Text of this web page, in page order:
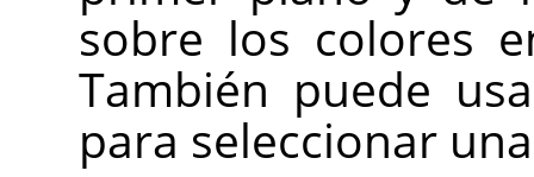
sobre los colores
También puede
para seleccionar